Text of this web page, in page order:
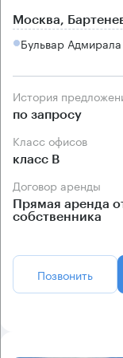
Москва,
Бульвар
История
по запросу
Класс офисов
класс B
Договор аренды
Прямая аренда
собственника
Позвонить